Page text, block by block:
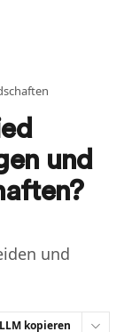
und
und
kopieren